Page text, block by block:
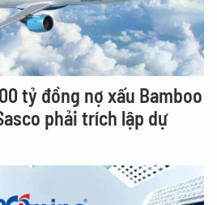
tỷ đồng nợ xấu Bamboo
phải trích lập dự